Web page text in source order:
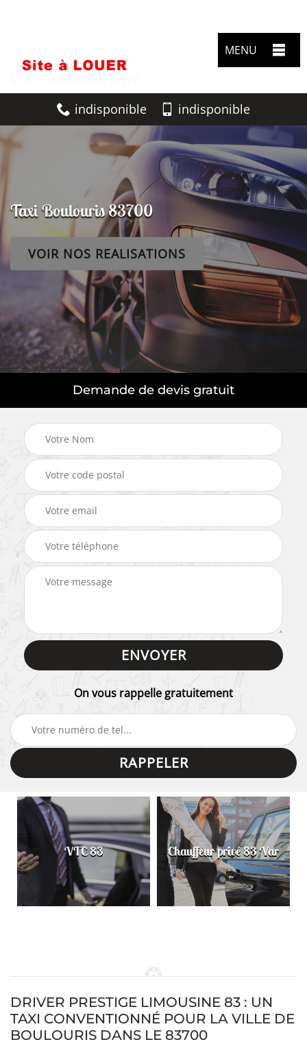
MENU
indisponible indisponible
Taxi Boulouris 83700
VOIR NOS REALISATIONS
Demande de devis gratuit
On vous rappelle gratuitement
VTC 83 Chauffeur privé 83 Var
DRIVER PRESTIGE LIMOUSINE 83 : UN
TAXI CONVENTIONNÉ POUR LA VILLE DE
BOULOURIS DANS LE 83700